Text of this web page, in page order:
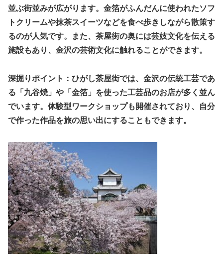
並ぶ街並みが広がります。金箔がふんだんに使われたソフ
トクリームや抹茶スイーツなどを食べ歩きしながら散策す
るのが人気です。また、茶屋街の奥には芸妓文化を伝える
施設もあり、金沢の芸術文化に触れることができます。
深掘りポイント：ひがし茶屋街では、金沢の伝統工芸であ
る「九谷焼」や「金箔」を使った工芸品のお店が多く並ん
でいます。体験型ワークショップも開催されており、自分
で作った作品を旅の思い出にすることもできます。